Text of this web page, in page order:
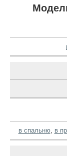
в спальню, в